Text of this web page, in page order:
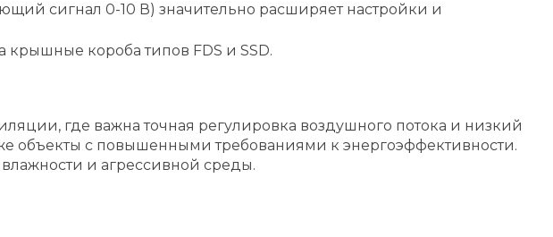
сигнал 0-10 В) значительно расширяет настройки и
короба типов FDS и SSD.
где важна точная регулировка воздушного потока и низкий
объекты с повышенными требованиями к энергоэффективности.
и агрессивной среды.